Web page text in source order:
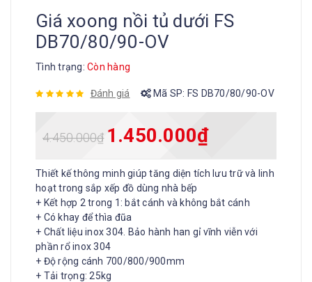
Giá xoong nồi tủ dưới FS
DB70/80/90-OV
Tình trạng: Còn hàng
Đánh giá Mã SP: FS DB70/80/90-OV
4.450.000₫ 1.450.000₫
Thiết kế thông minh giúp tăng diện tích lưu trữ và linh
hoạt trong sắp xếp đồ dùng nhà bếp
+ Kết hợp 2 trong 1: bắt cánh và không bắt cánh
+ Có khay để thìa đũa
+ Chất liệu inox 304. Bảo hành han gỉ vĩnh viễn với
phần rổ inox 304
+ Độ rộng cánh 700/800/900mm
+ Tải trọng: 25kg